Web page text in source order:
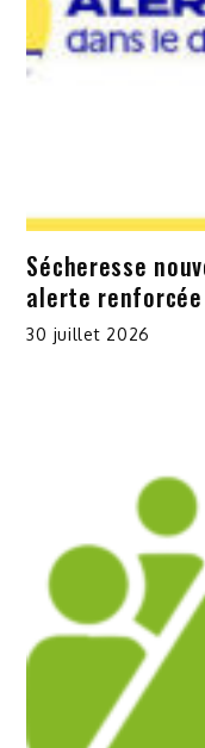
Sécheresse
alerte renforcée
30 juillet 2026